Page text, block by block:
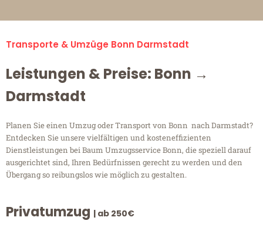
Transporte & Umzüge Bonn Darmstadt
Leistungen & Preise: Bonn →
Darmstadt
Planen Sie einen Umzug oder Transport von Bonn nach Darmstadt?
Entdecken Sie unsere vielfältigen und kosteneffizienten
Dienstleistungen bei Baum Umzugsservice Bonn, die speziell darauf
ausgerichtet sind, Ihren Bedürfnissen gerecht zu werden und den
Übergang so reibungslos wie möglich zu gestalten.
Privatumzug | ab 250€